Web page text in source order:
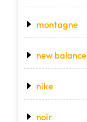
montagne
new balance
nike
noir